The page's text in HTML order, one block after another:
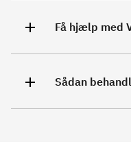
Få hjælp med
Sådan